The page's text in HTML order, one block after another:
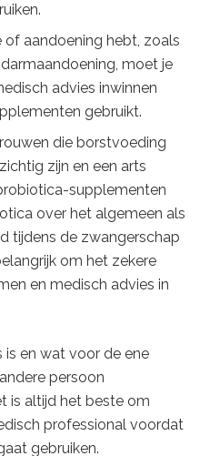
of aandoening hebt, zoals
moet je
advies inwinnen
gebruikt.
die borstvoeding
zijn en een arts
supplementen
over het algemeen als
tijdens de zwangerschap
om het zekere
en medisch advies in
is en wat voor de ene
persoon
is altijd het beste om
professional voordat
gebruiken.